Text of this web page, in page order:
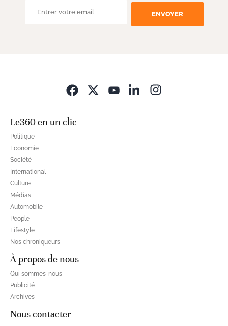
ENVOYER
Le360 en un clic
Politique
Economie
Société
International
Culture
Médias
Automobile
People
Lifestyle
Nos chroniqueurs
À propos de nous
Qui sommes-nous
Publicité
Archives
Nous contacter